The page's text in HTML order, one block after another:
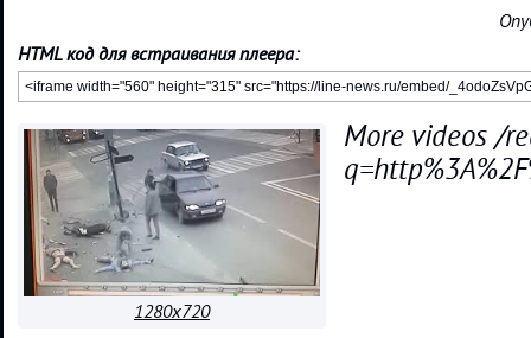
HTML код для встраивания плеера:
1280x720
More videos /